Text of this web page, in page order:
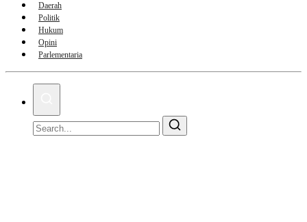
Daerah
Politik
Hukum
Opini
Parlementaria